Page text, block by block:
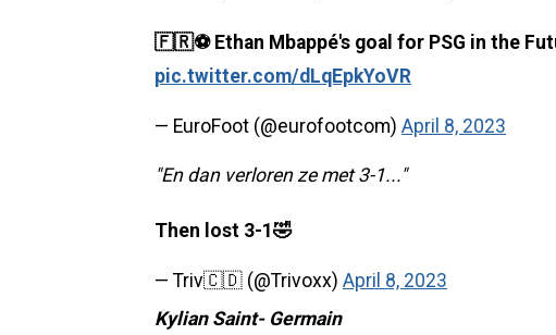
🇫🇷⚽️ Ethan Mbappé's goal for PSG in the
pic.twitter.com/dLqEpkYoVR
— EuroFoot (@eurofootcom) April 8, 2023
"En dan verloren ze met 3-1..."
Then lost 3-1🤣
— Triv🇨🇩 (@Trivoxx) April 8, 2023
Kylian Saint- Germain